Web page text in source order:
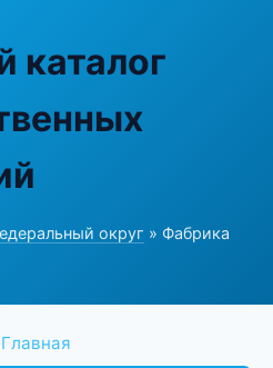
каталог
округ » Фабрика